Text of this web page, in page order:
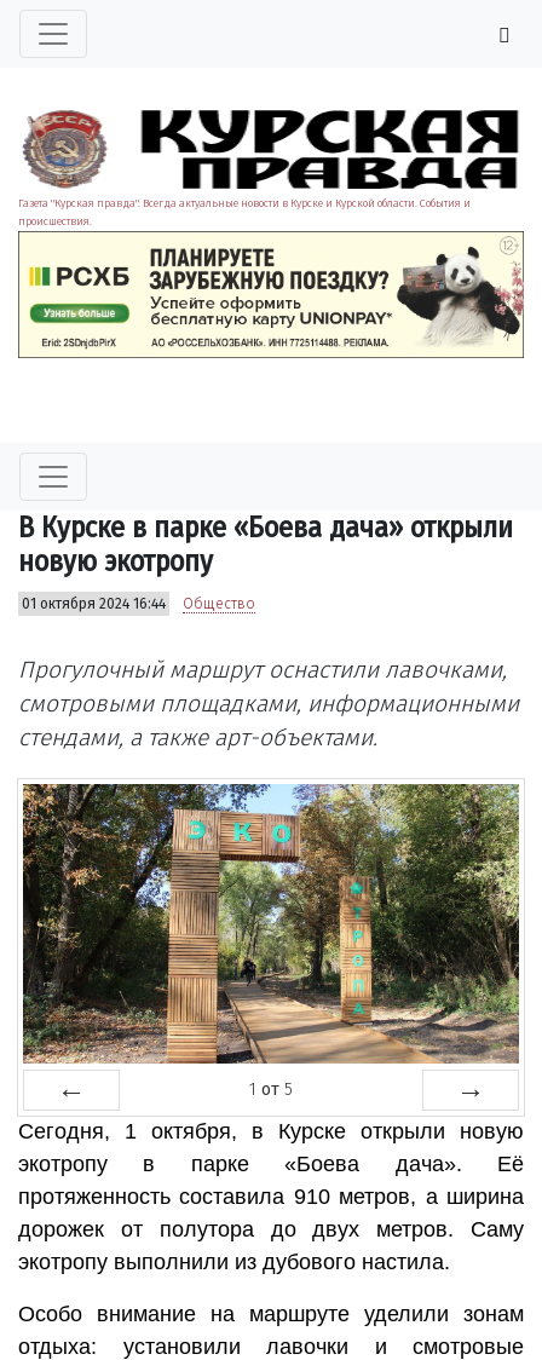
Газета "Курская правда". Всегда актуальные новости в Курске и Курской области. События и
происшествия.
В Курске в парке «Боева дача» открыли
новую экотропу
01 октября 2024 16:44 Общество
Прогулочный маршрут оснастили лавочками,
смотровыми площадками, информационными
стендами, а также арт-объектами.
Назад
1 от 5
Далее
Сегодня, 1 октября, в Курске открыли новую
экотропу в парке «Боева дача». Её
протяженность составила 910 метров, а ширина
дорожек от полутора до двух метров. Саму
экотропу выполнили из дубового настила.
Особо внимание на маршруте уделили зонам
отдыха: установили лавочки и смотровые